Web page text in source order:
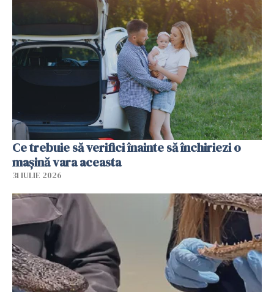
Ce trebuie să verifici înainte să închiriezi o
mașină vara aceasta
31 IULIE 2026